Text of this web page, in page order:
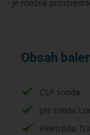
je možné
Obsah
CLF sonda
pH sonda
Elektróda